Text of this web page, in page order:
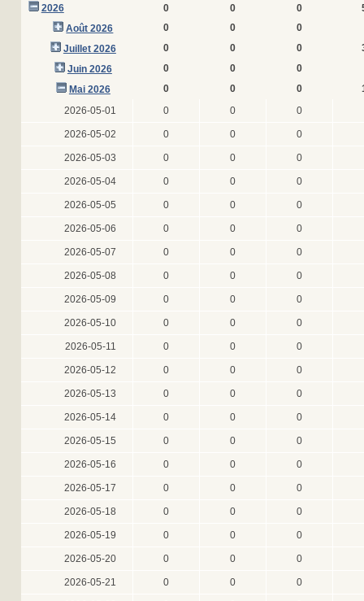
2026 0 0 0
Août 2026
0 0
0
Juillet 2026
0 0 0
Juin 2026
0 0
0
Mai 2026
0 0 0
2026-05-01
0 0 0
2026-05-02 0 0 0
2026-05-03 0 0 0
2026-05-04 0 0 0
2026-05-05 0 0 0
2026-05-06 0 0 0
2026-05-07 0 0 0
2026-05-08 0 0 0
2026-05-09 0 0 0
2026-05-10 0 0 0
2026-05-11 0 0 0
2026-05-12 0 0 0
2026-05-13 0 0 0
2026-05-14 0 0 0
2026-05-15 0 0 0
2026-05-16 0 0 0
2026-05-17 0 0 0
2026-05-18 0 0 0
2026-05-19 0 0 0
2026-05-20 0 0 0
2026-05-21 0 0 0